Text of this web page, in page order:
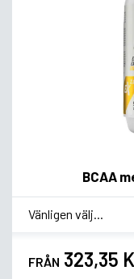
BCAA
* Smagsvariant
FRÅN 323,35